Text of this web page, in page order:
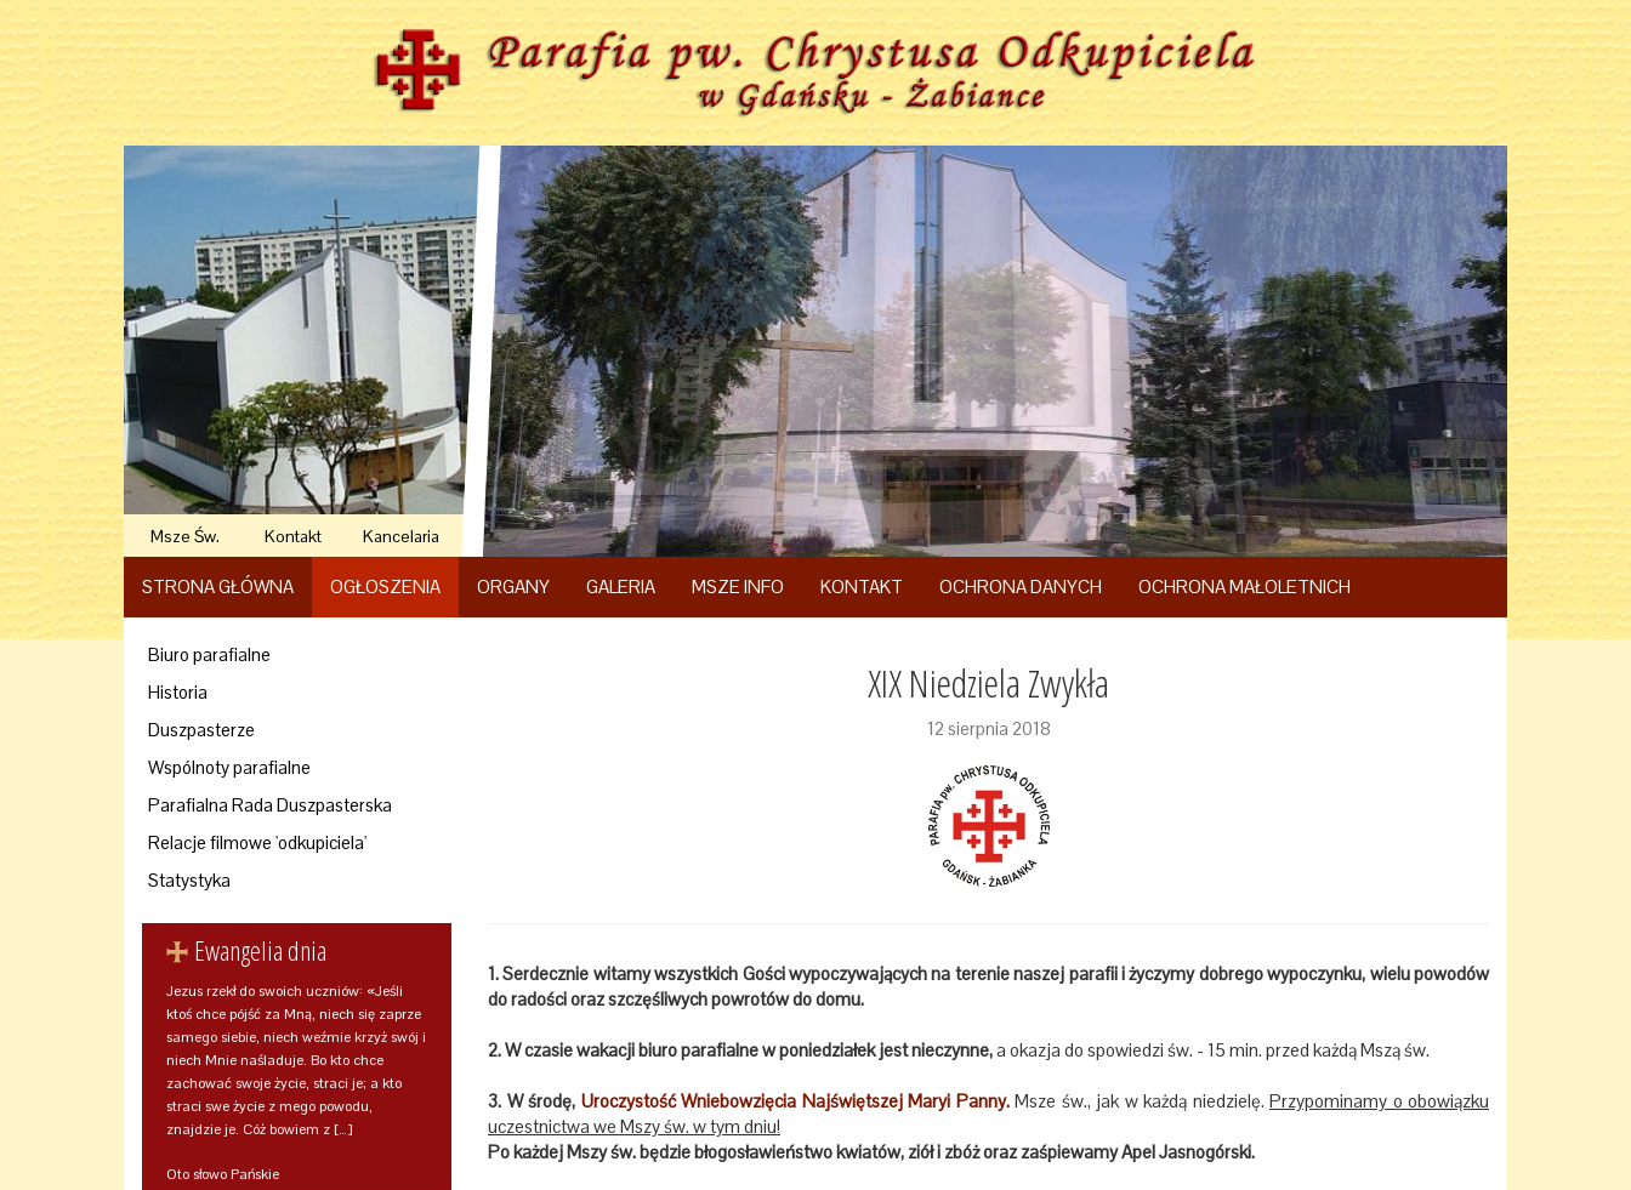
Msze Św. Kontakt Kancelaria
STRONA GŁÓWNA OGŁOSZENIA ORGANY GALERIA MSZE INFO KONTAKT OCHRONA DANYCH OCHRONA MAŁOLETNICH
Biuro parafialne
Historia
Duszpasterze
Wspólnoty parafialne
Parafialna Rada Duszpasterska
Relacje filmowe 'odkupiciela'
Statystyka
Ewangelia dnia
Jezus rzekł do swoich uczniów: «Jeśli
ktoś chce pójść za Mną, niech się zaprze
samego siebie, niech weźmie krzyż swój i
niech Mnie naśladuje. Bo kto chce
zachować swoje życie, straci je; a kto
straci swe życie z mego powodu,
znajdzie je. Cóż bowiem z […]
Oto słowo Pańskie
XIX Niedziela Zwykła
12 sierpnia 2018
1. Serdecznie witamy wszystkich Gości wypoczywających na terenie naszej parafii i życzymy dobrego wypoczynku, wielu powodów
do radości oraz szczęśliwych powrotów do domu.
2. W czasie wakacji biuro parafialne w poniedziałek jest nieczynne,a okazja do spowiedzi św. - 15 min. przed każdą Mszą św.
3. W środę, Uroczystość Wniebowzięcia Najświętszej Maryi Panny.Msze św., jak w każdą niedzielę. Przypominamy o obowiązku
uczestnictwa we Mszy św. w tym dniu!
Po każdej Mszy św. będzie błogosławieństwo kwiatów, ziół i zbóż oraz zaśpiewamy Apel Jasnogórski.